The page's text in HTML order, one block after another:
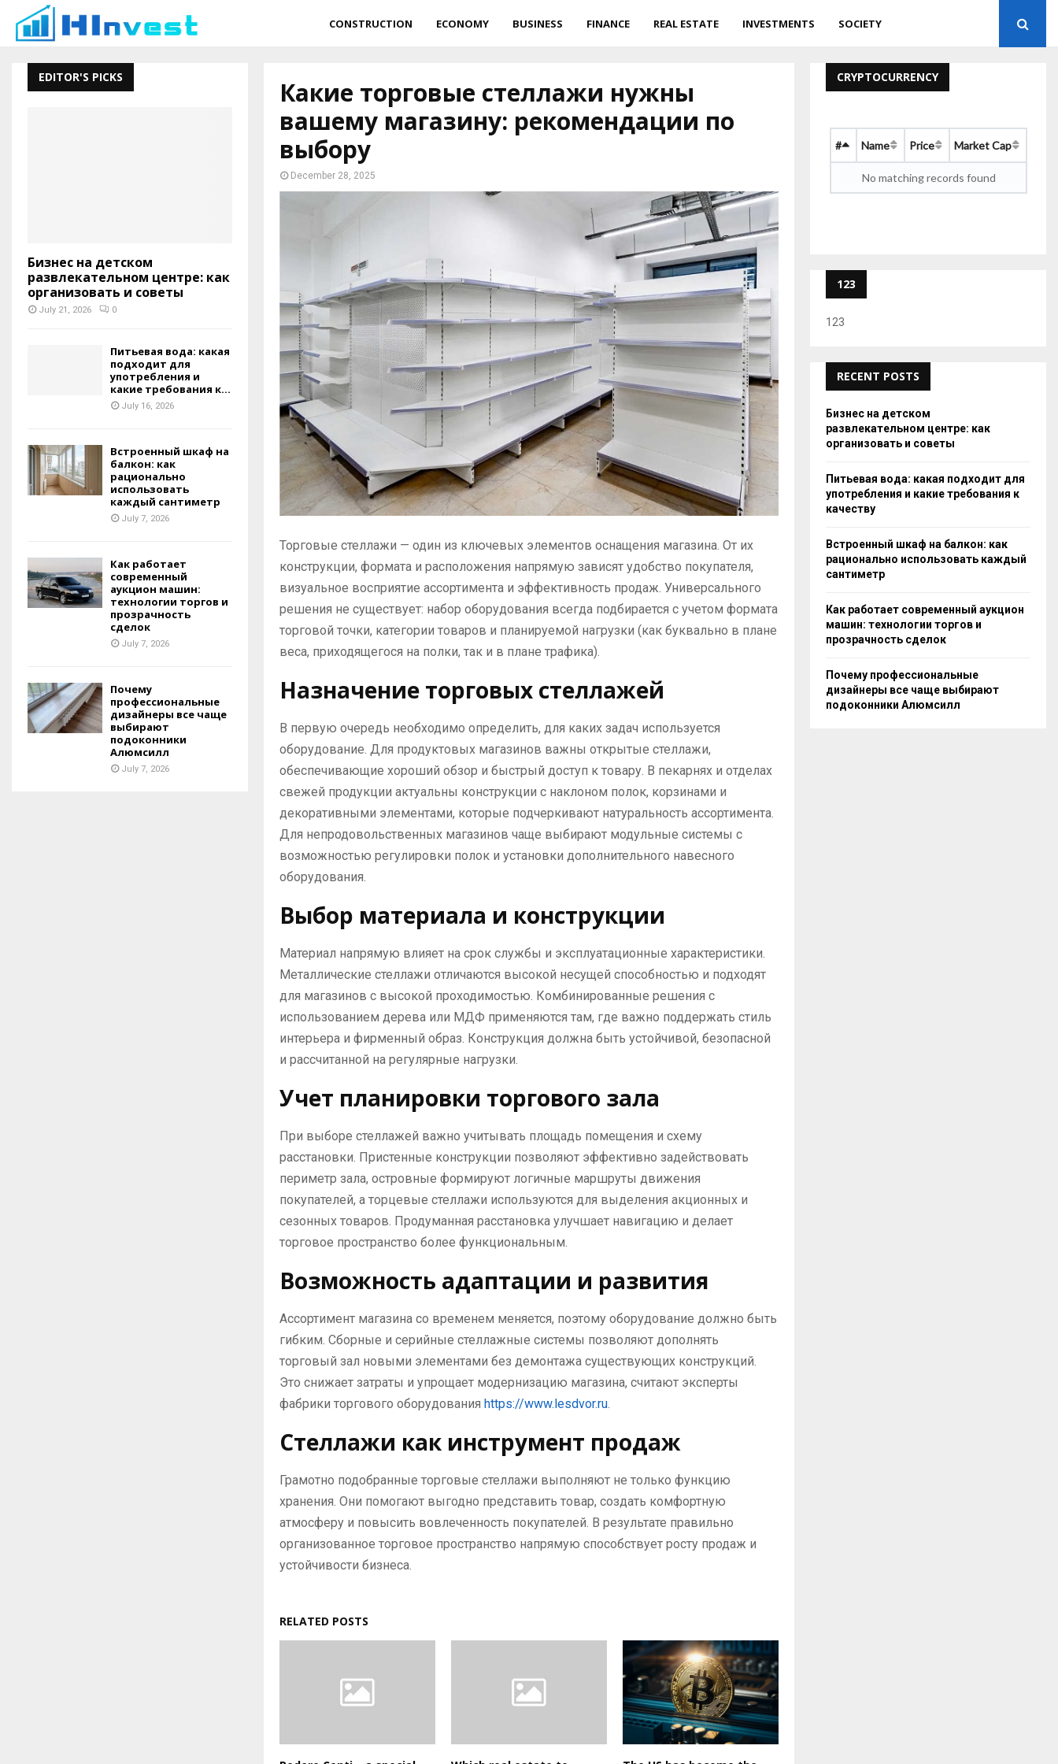
CONSTRUCTION ECONOMY BUSINESS FINANCE REAL ESTATE INVESTMENTS SOCIETY
Какие торговые стеллажи нужны
вашему магазину: рекомендации по
выбору
December 28, 2025
Торговые стеллажи — один из ключевых элементов оснащения магазина. От их
конструкции, формата и расположения напрямую зависят удобство покупателя,
визуальное восприятие ассортимента и эффективность продаж. Универсального
решения не существует: набор оборудования всегда подбирается с учетом формата
торговой точки, категории товаров и планируемой нагрузки (как буквально в плане
веса, приходящегося на полки, так и в плане трафика).
Назначение торговых стеллажей
В первую очередь необходимо определить, для каких задач используется
оборудование. Для продуктовых магазинов важны открытые стеллажи,
обеспечивающие хороший обзор и быстрый доступ к товару. В пекарнях и отделах
свежей продукции актуальны конструкции с наклоном полок, корзинами и
декоративными элементами, которые подчеркивают натуральность ассортимента.
Для непродовольственных магазинов чаще выбирают модульные системы с
возможностью регулировки полок и установки дополнительного навесного
оборудования.
Выбор материала и конструкции
Материал напрямую влияет на срок службы и эксплуатационные характеристики.
Металлические стеллажи отличаются высокой несущей способностью и подходят
для магазинов с высокой проходимостью. Комбинированные решения с
использованием дерева или МДФ применяются там, где важно поддержать стиль
интерьера и фирменный образ. Конструкция должна быть устойчивой, безопасной
и рассчитанной на регулярные нагрузки.
Учет планировки торгового зала
При выборе стеллажей важно учитывать площадь помещения и схему
расстановки. Пристенные конструкции позволяют эффективно задействовать
периметр зала, островные формируют логичные маршруты движения
покупателей, а торцевые стеллажи используются для выделения акционных и
сезонных товаров. Продуманная расстановка улучшает навигацию и делает
торговое пространство более функциональным.
Возможность адаптации и развития
Ассортимент магазина со временем меняется, поэтому оборудование должно быть
гибким. Сборные и серийные стеллажные системы позволяют дополнять
торговый зал новыми элементами без демонтажа существующих конструкций.
Это снижает затраты и упрощает модернизацию магазина, считают эксперты
фабрики торгового оборудования https://www.lesdvor.ru.
Стеллажи как инструмент продаж
Грамотно подобранные торговые стеллажи выполняют не только функцию
хранения. Они помогают выгодно представить товар, создать комфортную
атмосферу и повысить вовлеченность покупателей. В результате правильно
организованное торговое пространство напрямую способствует росту продаж и
устойчивости бизнеса.
RELATED POSTS
EDITOR'S PICKS
Бизнес на детском
развлекательном центре: как
организовать и советы
July 21, 2026 0
Питьевая вода: какая
подходит для
употребления и
какие требования к...
July 16, 2026
Встроенный шкаф на
балкон: как
рационально
использовать
каждый сантиметр
July 7, 2026
Как работает
современный
аукцион машин:
технологии торгов и
прозрачность
сделок
July 7, 2026
Почему
профессиональные
дизайнеры все чаще
выбирают
подоконники
Алюмсилл
July 7, 2026
CRYPTOCURRENCY
# Name Price Market Cap
No matching records found
123
123
RECENT POSTS
Бизнес на детском
развлекательном центре: как
организовать и советы
Питьевая вода: какая подходит для
употребления и какие требования к
качеству
Встроенный шкаф на балкон: как
рационально использовать каждый
сантиметр
Как работает современный аукцион
машин: технологии торгов и
прозрачность сделок
Почему профессиональные
дизайнеры все чаще выбирают
подоконники Алюмсилл